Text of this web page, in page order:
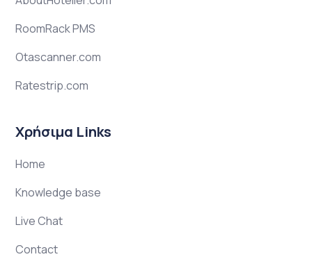
RoomRack PMS
Otascanner.com
Ratestrip.com
Χρήσιμα Links
Home
Knowledge base
Live Chat
Contact